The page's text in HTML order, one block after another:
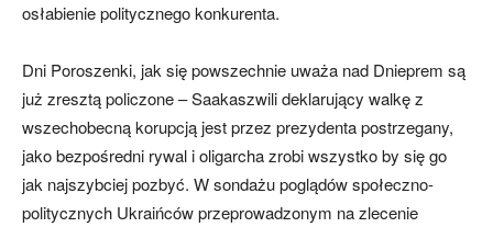
osłabienie politycznego konkurenta.
Dni Poroszenki, jak się powszechnie uważa nad Dnieprem są
już zresztą policzone – Saakaszwili deklarujący walkę z
wszechobecną korupcją jest przez prezydenta postrzegany,
jako bezpośredni rywal i oligarcha zrobi wszystko by się go
jak najszybciej pozbyć. W sondażu poglądów społeczno-
politycznych Ukraińców przeprowadzonym na zlecenie